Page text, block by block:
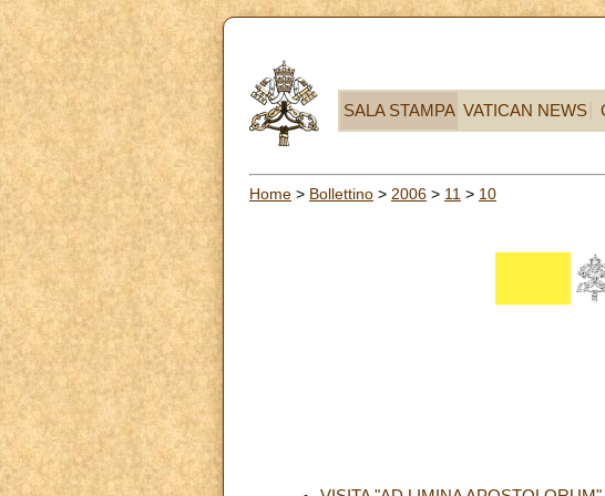
SALA STAMPA VATICAN NEWS
Home > Bollettino > 2006 > 11 > 10